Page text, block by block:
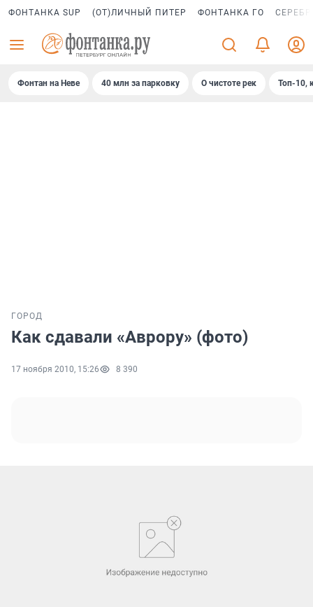
ФОНТАНКА SUP (ОТ)ЛИЧНЫЙ ПИТЕР ФОНТАНКА ГО
Фонтан на Неве 40 млн за парковку О чистоте рек Топ-10,
ГОРОД
Как сдавали «Аврору» (фото)
17 ноября 2010, 15:26 8 390